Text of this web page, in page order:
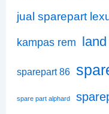
jual sparepart
kampas rem
sparepart 86
spare part alphard